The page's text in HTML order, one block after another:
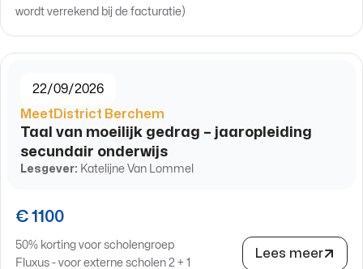
wordt verrekend bij de facturatie)
22/09/2026
MeetDistrict Berchem
Taal van moeilijk gedrag – jaaropleiding
secundair onderwijs
Lesgever: Katelijne Van Lommel
€ 1100
50% korting voor scholengroep
Fluxus - voor externe scholen 2 + 1
Lees meer